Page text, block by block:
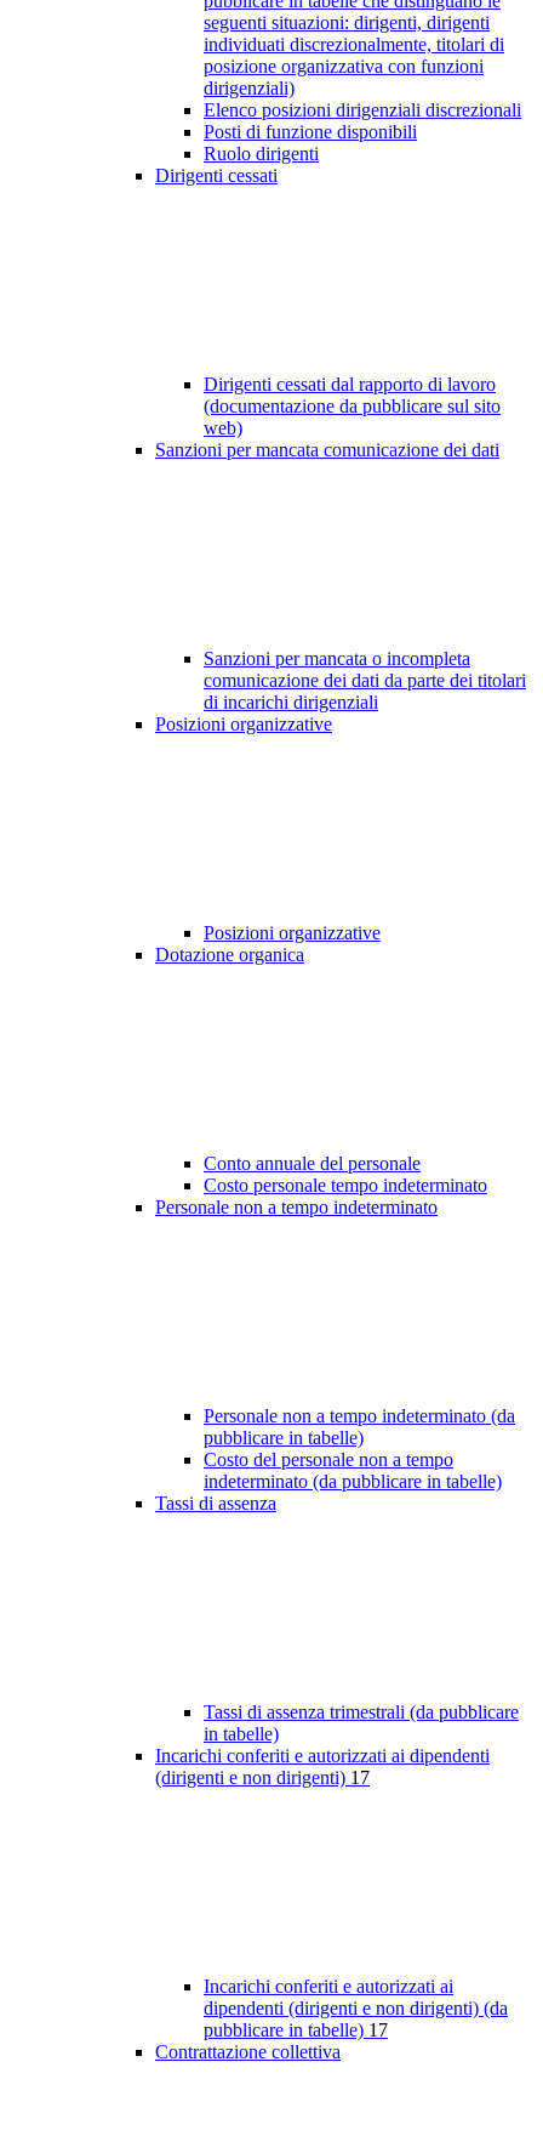
seguenti situazioni: dirigenti, dirigenti
individuati discrezionalmente, titolari di
posizione organizzativa con funzioni
dirigenziali)
Elenco posizioni dirigenziali discrezionali
Posti di funzione disponibili
Ruolo dirigenti
Dirigenti cessati
Dirigenti cessati dal rapporto di lavoro
(documentazione da pubblicare sul sito
web)
Sanzioni per mancata comunicazione dei dati
Sanzioni per mancata o incompleta
comunicazione dei dati da parte dei titolari
di incarichi dirigenziali
Posizioni organizzative
Posizioni organizzative
Dotazione organica
Conto annuale del personale
Costo personale tempo indeterminato
Personale non a tempo indeterminato
Personale non a tempo indeterminato (da
pubblicare in tabelle)
Costo del personale non a tempo
indeterminato (da pubblicare in tabelle)
Tassi di assenza
Tassi di assenza trimestrali (da pubblicare
in tabelle)
Incarichi conferiti e autorizzati ai dipendenti
(dirigenti e non dirigenti) 17
Incarichi conferiti e autorizzati ai
dipendenti (dirigenti e non dirigenti) (da
pubblicare in tabelle) 17
Contrattazione collettiva